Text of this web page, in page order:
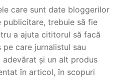
care sunt date bloggerilor
publicitare, trebuie să fie
a ajuta cititorul să facă
care jurnalistul sau
și un alt produs
în articol, în scopuri